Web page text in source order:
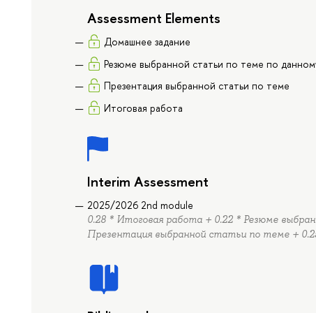
Assessment Elements
Домашнее задание
Резюме выбранной статьи по теме по
Презентация выбранной статьи по теме
Итоговая работа
Interim Assessment
2025/2026 2nd module
0.28 * Итоговая работа + 0.22 * Резюме
Презентация выбранной статьи по теме +